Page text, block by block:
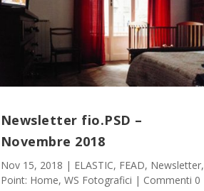
Newsletter fio.PSD –
Novembre 2018
Nov 15, 2018 | ELASTIC, FEAD, Newsletter,
Point: Home, WS Fotografici | Commenti 0